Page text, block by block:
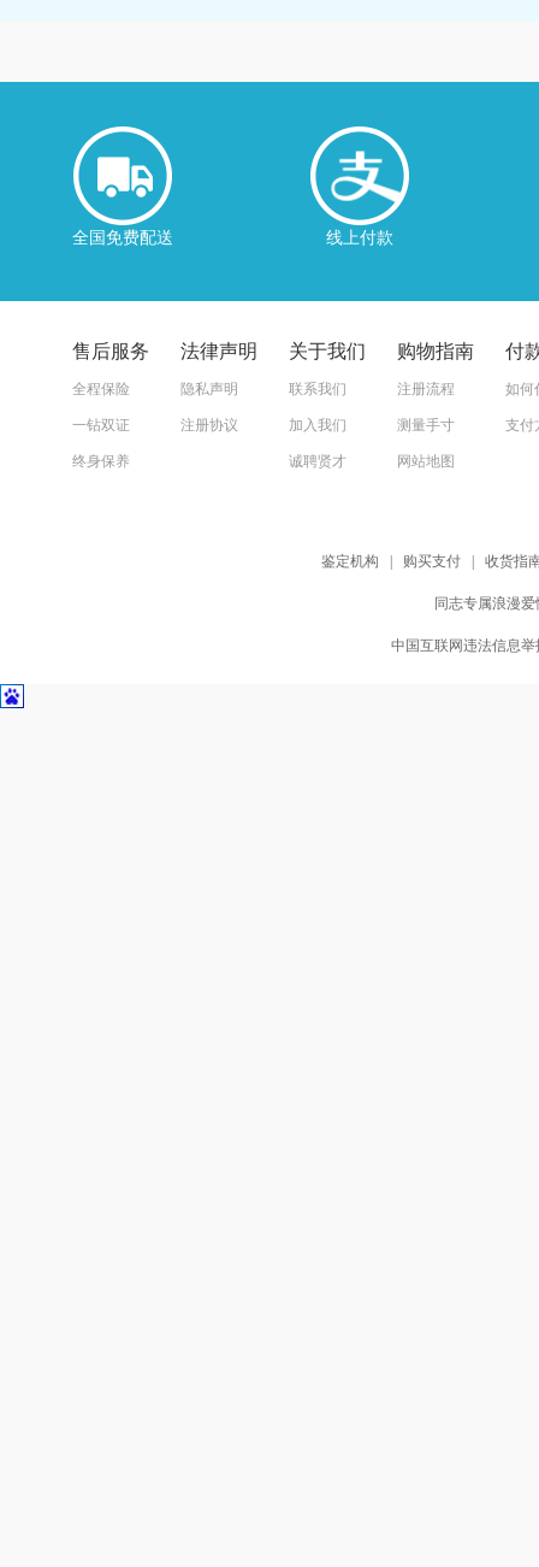
全国免费配送 线上付款
售后服务
全程保险
一钻双证
终身保养
法律声明
隐私声明
注册协议
关于我们
联系我们
加入我们
诚聘贤才
购物指南
注册流程
测量手寸
网站地图
付
如何
支付
鉴定机构 购买支付 收货指
同志专属浪漫
中国互联网违法信息